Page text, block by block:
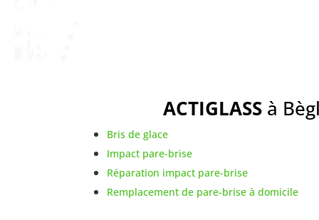
ACTIGLASS à
Bris de glace
Impact pare-brise
Réparation impact pare-brise
Remplacement de pare-brise à domicile